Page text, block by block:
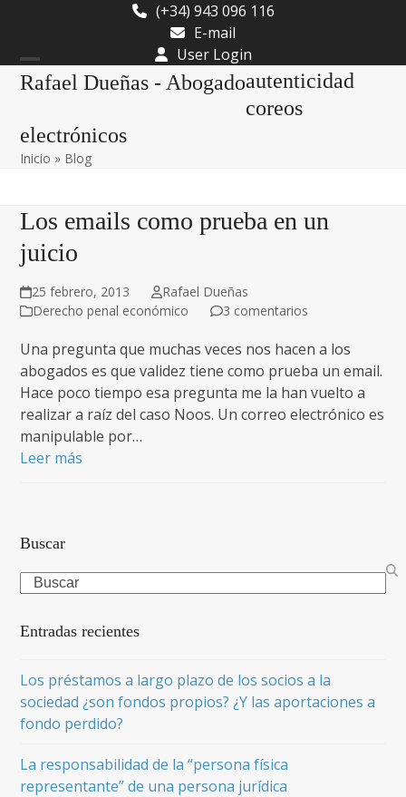
content
(+34) 943 096 116
E-mail
User Login
Rafael Dueñas - Abogado
Open
menu
Close
menu
autenticidad
coreos
electrónicos
Inicio » Blog
Los emails como prueba en un
juicio
25 febrero, 2013
Rafael Dueñas
Derecho penal económico
3 comentarios
Una pregunta que muchas veces nos hacen a los
abogados es que validez tiene como prueba un email.
Hace poco tiempo esa pregunta me la han vuelto a
realizar a raíz del caso Noos. Un correo electrónico es
manipulable por…
Leer más
Buscar
Search
Entradas recientes
Los préstamos a largo plazo de los socios a la
sociedad ¿son fondos propios? ¿Y las aportaciones a
fondo perdido?
La responsabilidad de la “persona física
representante” de una persona jurídica